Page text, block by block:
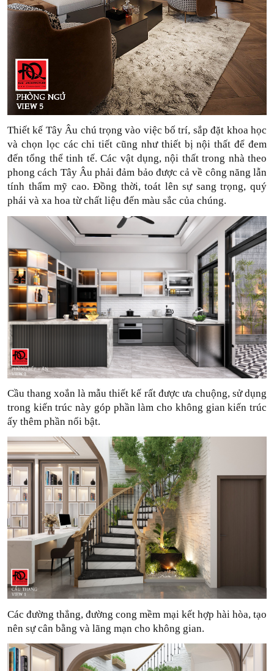
Thiết kế Tây Âu chú trọng vào việc bố trí, sắp đặt khoa học
và chọn lọc các chi tiết cũng như thiết bị nội thất để đem
đến tổng thể tinh tế. Các vật dụng, nội thất trong nhà theo
phong cách Tây Âu phải đảm bảo được cả về công năng lẫn
tính thẩm mỹ cao. Đồng thời, toát lên sự sang trọng, quý
phái và xa hoa từ chất liệu đến màu sắc của chúng.
Cầu thang xoắn là mẫu thiết kế rất được ưa chuộng, sử dụng
trong kiến trúc này góp phần làm cho không gian kiến trúc
ấy thêm phần nổi bật.
Các đường thẳng, đường cong mềm mại kết hợp hài hòa, tạo
nên sự cân bằng và lãng mạn cho không gian.